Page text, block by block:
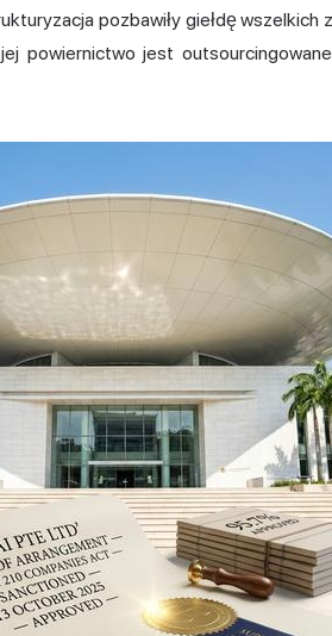
pozbawiły giełdę wszelkich
powiernictwo jest